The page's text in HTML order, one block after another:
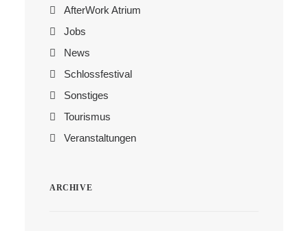
AfterWork Atrium
Jobs
News
Schlossfestival
Sonstiges
Tourismus
Veranstaltungen
ARCHIVE